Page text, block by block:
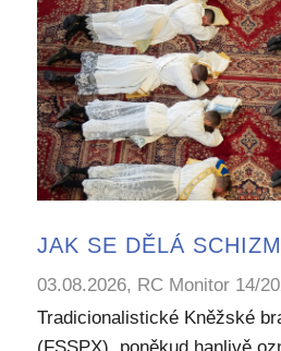
JAK SE DĚLÁ
03.08.2026, RC Monitor 14/
Tradicionalistické Kněžské